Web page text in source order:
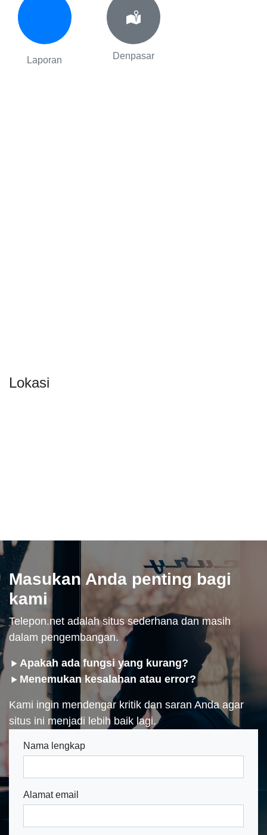
Laporan Denpasar
Lokasi
Masukan Anda penting bagi
kami
Telepon.net adalah situs sederhana dan masih
dalam pengembangan.
Apakah ada fungsi yang kurang?
Menemukan kesalahan atau error?
Kami ingin mendengar kritik dan saran Anda agar
situs ini menjadi lebih baik lagi.
Nama lengkap
Alamat email